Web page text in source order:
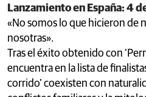
Lanzamiento en España: 4
«No somos lo que hicieron de
nosotras».
Tras el éxito obtenido con
encuentra en la lista de
corrido’ coexisten con